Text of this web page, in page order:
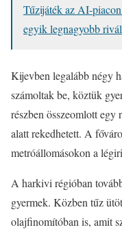
Tűzijáték az AI-
egyik legnagyobb
Kijevben legalább négy
számoltak be, köztük
részben összeomlott egy
alatt rekedhetett. A
metróállomásokon a
A harkivi régióban
gyermek. Közben tűz
olajfinomítóban is, amit